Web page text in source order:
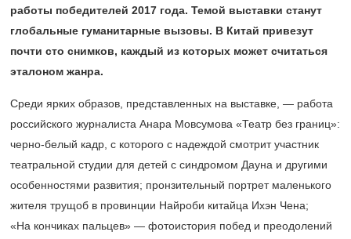
работы победителей 2017 года. Темой выставки станут
глобальные гуманитарные вызовы. В Китай привезут
почти сто снимков, каждый из которых может считаться
эталоном жанра.
Среди ярких образов, представленных на выставке, — работа
российского журналиста Анара Мовсумова «Театр без границ»:
черно-белый кадр, с которого с надеждой смотрит участник
театральной студии для детей с синдромом Дауна и другими
особенностями развития; пронзительный портрет маленького
жителя трущоб в провинции Найроби китайца Ихэн Чена;
«На кончиках пальцев» — фотоистория побед и преодолений